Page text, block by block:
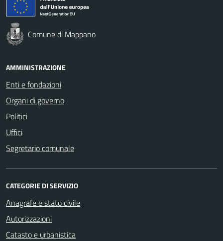
Comune di Mappano
AMMINISTRAZIONE
Enti e fondazioni
Organi di governo
Politici
Uffici
Segretario comunale
CATEGORIE DI SERVIZIO
Anagrafe e stato civile
Autorizzazioni
Catasto e urbanistica